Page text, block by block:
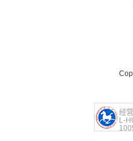
经
L-